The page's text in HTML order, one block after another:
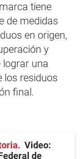
tiene
de medidas
en origen,
y
lograr una
los residuos
final.
Video:
de